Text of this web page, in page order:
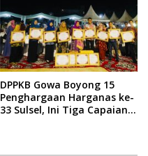
DPPKB Gowa Boyong 15
Penghargaan Harganas ke-
33 Sulsel, Ini Tiga Capaian